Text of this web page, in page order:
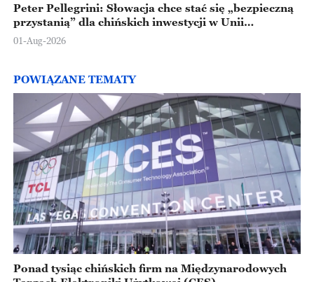
Peter Pellegrini: Słowacja chce stać się „bezpieczną
przystanią” dla chińskich inwestycji w Unii
Europejskiej
01-Aug-2026
POWIĄZANE TEMATY
Ponad tysiąc chińskich firm na Międzynarodowych